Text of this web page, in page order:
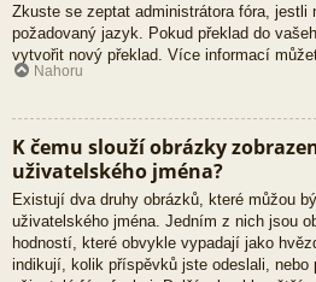
Zkuste se zeptat administrátora fóra, jestli
požadovaný jazyk. Pokud překlad do
vytvořit nový překlad. Více informací
Nahoru
K čemu slouží obrázky
uživatelského jména?
Existují dva druhy obrázků, které můžou
uživatelského jména. Jedním z nich jsou
hodností, které obvykle vypadají jako
indikují, kolik příspěvků jste odeslali, nebo